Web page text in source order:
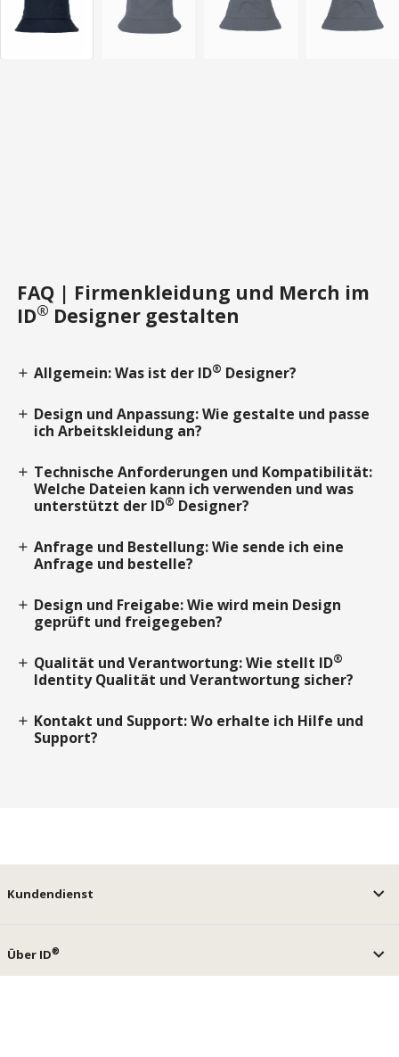
FAQ | Firmenkleidung und Merch im
ID® Designer gestalten
add Allgemein: Was ist der ID® Designer?
add Design und Anpassung: Wie gestalte und passe
ich Arbeitskleidung an?
add Technische Anforderungen und Kompatibilität:
Welche Dateien kann ich verwenden und was
unterstützt der ID® Designer?
add Anfrage und Bestellung: Wie sende ich eine
Anfrage und bestelle?
add Design und Freigabe: Wie wird mein Design
geprüft und freigegeben?
add Qualität und Verantwortung: Wie stellt ID®
Identity Qualität und Verantwortung sicher?
add Kontakt und Support: Wo erhalte ich Hilfe und
Support?
Kundendienst
Über ID®